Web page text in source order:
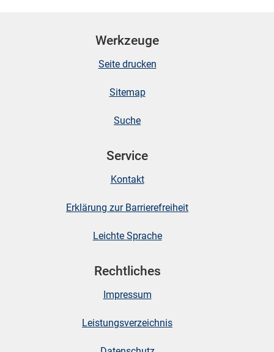
Werkzeuge
Seite drucken
Sitemap
Suche
Service
Kontakt
Erklärung zur Barrierefreiheit
Leichte Sprache
Rechtliches
Impressum
Leistungsverzeichnis